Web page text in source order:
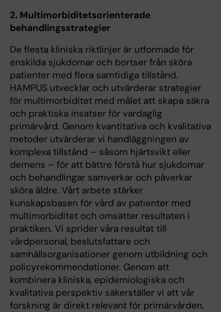
2. Multimorbiditetsorienterade
behandlingsstrategier
De flesta kliniska riktlinjer är utformade för
enskilda sjukdomar och bortser från sköra
patienter med flera samtidiga tillstånd.
HAMPUS utvecklar och utvärderar strategier
för multimorbiditet med målet att skapa säkra
och praktiska insatser för vardaglig
primärvård. Genom kvantitativa och kvalitativa
metoder utvärderar vi handläggningen av
komplexa tillstånd – såsom hjärtsvikt eller
demens – för att bättre förstå hur sjukdomar
och behandlingar samverkar och påverkar
sköra äldre. Vårt arbete stärker
kunskapsbasen för vård av patienter med
multimorbiditet och omsätter resultaten i
praktiken. Vi sprider våra resultat till
vårdpersonal, beslutsfattare och
samhällsorganisationer genom utbildning och
policyrekommendationer. Genom att
kombinera kliniska, epidemiologiska och
kvalitativa perspektiv säkerställer vi att vår
forskning är direkt relevant för primärvården.